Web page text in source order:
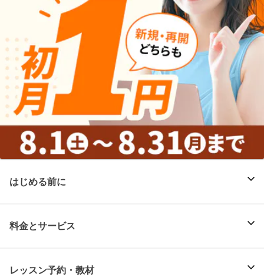
はじめる前に
料金とサービス
レッスン予約・教材